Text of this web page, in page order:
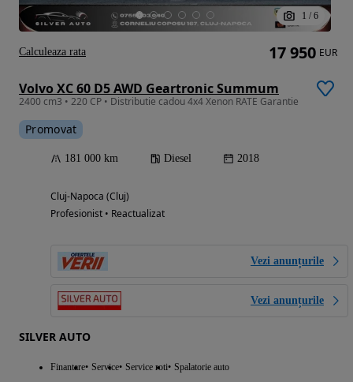
1 / 6
Volvo XC 60 D5 AWD Geartronic Summum
2400 cm3 • 220 CP • Distributie cadou 4x4 Xenon RATE Garantie
Promovat
181 000 km Diesel 2018
Cluj-Napoca (Cluj)
Profesionist • Reactualizat
Vezi anunțurile
Vezi anunțurile
SILVER AUTO
Finantare Service Service roti Spalatorie auto
17 950 EUR
Calculeaza rata